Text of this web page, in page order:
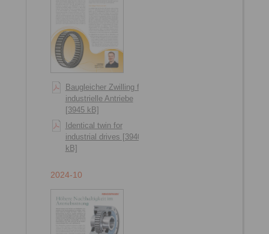
Baugleicher Zwilling für
industrielle Antriebe
[3945 kB]
Identical twin for
industrial drives [3940
kB]
2024-10